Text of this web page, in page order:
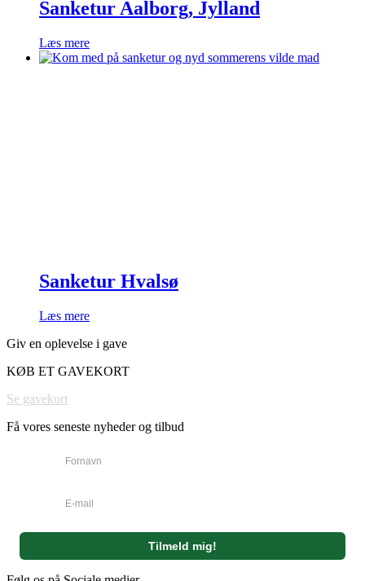
Sanketur Aalborg, Jylland
Læs mere
Sanketur Hvalsø
Læs mere
Giv en oplevelse i gave
KØB ET GAVEKORT
Se gavekort
Få vores seneste nyheder og tilbud